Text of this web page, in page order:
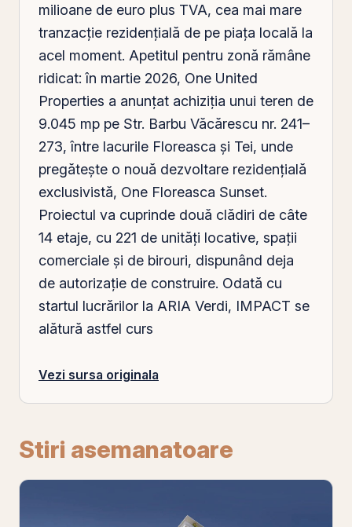
milioane de euro plus TVA, cea mai mare
tranzacţie rezidenţială de pe piaţa locală la
acel moment. Apetitul pentru zonă rămâne
ridicat: în martie 2026, One United
Properties a anunţat achiziţia unui teren de
9.045 mp pe Str. Barbu Văcărescu nr. 241–
273, între lacurile Floreasca şi Tei, unde
pregăteşte o nouă dezvoltare rezidenţială
exclusivistă, One Floreasca Sunset.
Proiectul va cuprinde două clădiri de câte
14 etaje, cu 221 de unităţi locative, spaţii
comerciale şi de birouri, dispunând deja
de autorizaţie de construire. Odată cu
startul lucrărilor la ARIA Verdi, IMPACT se
alătură astfel curs
Vezi sursa originala
Stiri asemanatoare